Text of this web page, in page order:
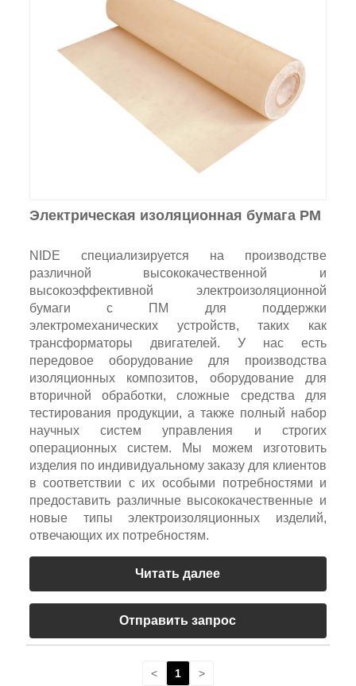
Электрическая изоляционная бумага PM
NIDE специализируется на производстве
различной высококачественной и
высокоэффективной электроизоляционной
бумаги с ПМ для поддержки
электромеханических устройств, таких как
трансформаторы двигателей. У нас есть
передовое оборудование для производства
изоляционных композитов, оборудование для
вторичной обработки, сложные средства для
тестирования продукции, а также полный набор
научных систем управления и строгих
операционных систем. Мы можем изготовить
изделия по индивидуальному заказу для клиентов
в соответствии с их особыми потребностями и
предоставить различные высококачественные и
новые типы электроизоляционных изделий,
отвечающих их потребностям.
Читать далее
Отправить запрос
< 1 >